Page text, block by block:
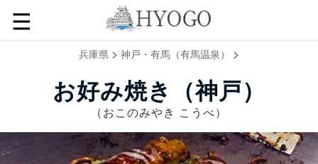
☰
兵庫県 > 神戸・有馬（有馬温泉） >
お好み焼き（神戸）
（おこのみやき こうべ）